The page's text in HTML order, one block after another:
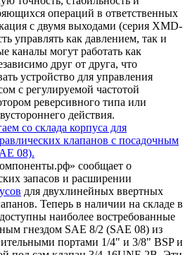
операций в ответственных
с двумя выходами (серия XMD-
управлять как давлением, так и
каналы могут работать как
друг от друга, что
устройство для управления
с регулируемой частотой
реверсивного типа или
действия.
со склада корпуса для
клапанов с посадочным
08).
сообщает о
запасов и расширении
для двухлинейных ввертных
Теперь в наличии на складе в
наиболее востребованные
гнездом SAE 8/2 (SAE 08) из
портами 1/4" и 3/8" BSP и